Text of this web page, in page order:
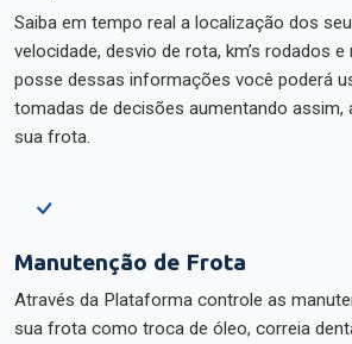
Saiba em tempo real a localização dos
velocidade, desvio de rota, km’s rodados
posse dessas informações você poderá
tomadas de decisões aumentando assim,
sua frota.
Manutenção de Frota
Através da Plataforma controle as
sua frota como troca de óleo, correia